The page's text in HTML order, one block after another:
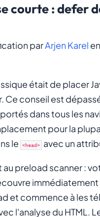
courte : defer
parArjen Karel
était de placer
Ce conseil est
dans tous les
pour la
le
<head> avec un
au preload scanner :
immédiatement
et commence à les
l'analyse du HTML.